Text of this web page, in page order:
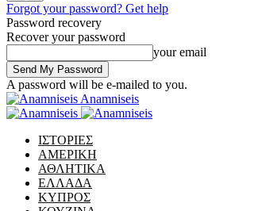
Forgot your password? Get help
Password recovery
Recover your password
your email
A password will be e-mailed to you.
Anamniseis
ΙΣΤΟΡΙΕΣ
ΑΜΕΡΙΚΗ
ΑΘΛΗΤΙΚΑ
ΕΛΛΑΔΑ
ΚΥΠΡΟΣ